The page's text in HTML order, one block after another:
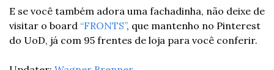
E se você também adora uma fachadinha, não deixe de
visitar o board “FRONTS”, que mantenho no Pinterest
do UoD, já com 95 frentes de loja para você conferir.